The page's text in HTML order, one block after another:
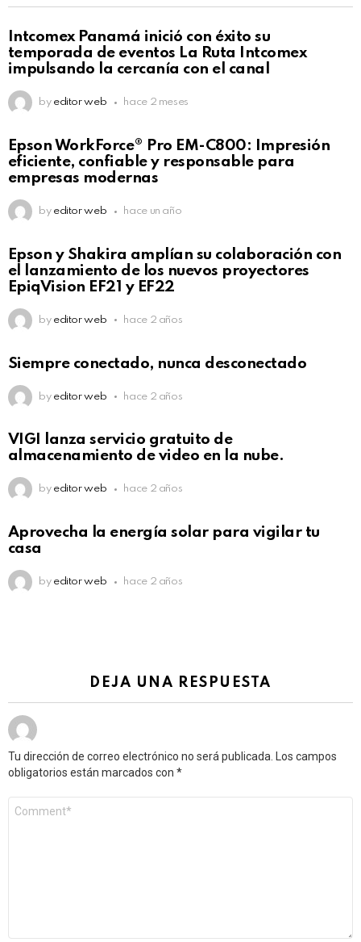
Intcomex Panamá inició con éxito su
temporada de eventos La Ruta Intcomex
impulsando la cercanía con el canal
by editor web hace 2 meses
Epson WorkForce® Pro EM-C800: Impresión
eficiente, confiable y responsable para
empresas modernas
by editor web hace un año
Epson y Shakira amplían su colaboración con
el lanzamiento de los nuevos proyectores
EpiqVision EF21 y EF22
by editor web hace 2 años
Siempre conectado, nunca desconectado
by editor web hace 2 años
VIGI lanza servicio gratuito de
almacenamiento de video en la nube.
by editor web hace 2 años
Aprovecha la energía solar para vigilar tu
casa
by editor web hace 2 años
DEJA UNA RESPUESTA
Tu dirección de correo electrónico no será publicada.
Los campos
obligatorios están marcados con *